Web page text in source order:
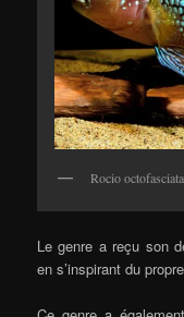
Rocio octofasciata
Le genre a reçu son
en s’inspirant du